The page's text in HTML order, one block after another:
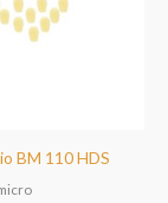
BM 110 HDS